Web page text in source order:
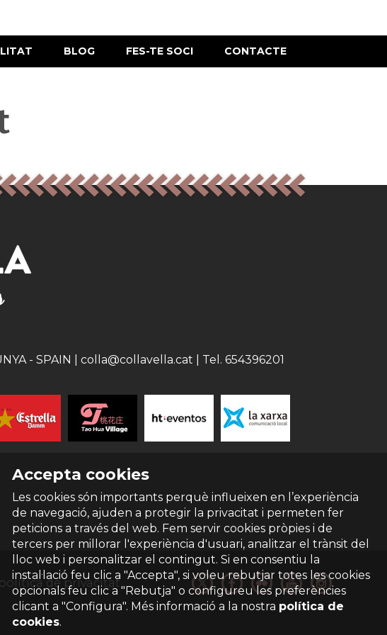
BLOG FES-TE SOCI CONTACTE
Accepta cookies
Les cookies són importants perquè influeixen en l’experiència
de navegació, ajuden a protegir la privacitat i permeten fer
peticions a través del web. Fem servir cookies pròpies i de
tercers per millorar l'experiència d'usuari, analitzar el trànsit del
lloc web i personalitzar el contingut. Si en consentiu la
instal·lació feu clic a "Accepta", si voleu rebutjar totes les cookies
opcionals feu clic a "Rebutja" o configureu les preferències
clicant a "Configura". Més informació a la nostra política de
cookies.
- SPAIN | colla@collavella.cat | Tel. 654396201
de privacitat